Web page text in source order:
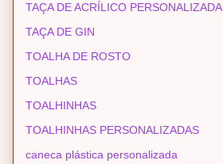
TAÇA DE ACRÍLICO PERSONALIZADA
TAÇA DE GIN
TOALHA DE ROSTO
TOALHAS
TOALHINHAS
TOALHINHAS PERSONALIZADAS
caneca plástica personalizada